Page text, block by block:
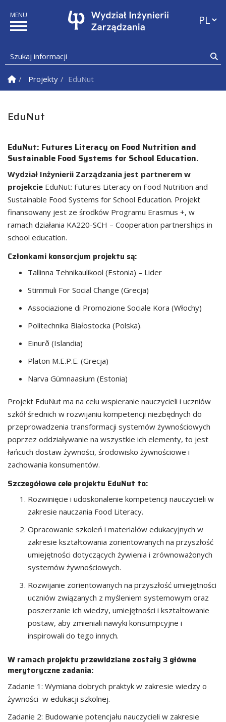
Szukaj informacji
Strona Główna
Projekty EduNut
EduNut
EduNut: Futures Literacy on Food Nutrition and
Sustainable Food Systems for School Education.
Wydział Inżynierii Zarządzania jest partnerem w
projekcie EduNut: Futures Literacy on Food Nutrition and
Sustainable Food Systems for School Education. Projekt
finansowany jest ze środków Programu Erasmus +, w
ramach działania KA220-SCH – Cooperation partnerships in
school education.
Członkami konsorcjum projektu są:
Tallinna Tehnikaulikool (Estonia) – Lider
Stimmuli For Social Change (Grecja)
Associazione di Promozione Sociale Kora (Włochy)
Politechnika Białostocka (Polska).
Einurð (Islandia)
Platon M.E.P.E. (Grecja)
Narva Gümnaasium (Estonia)
Projekt EduNut ma na celu wspieranie nauczycieli i uczniów
szkół średnich w rozwijaniu kompetencji niezbędnych do
przeprowadzenia transformacji systemów żywnościowych
poprzez oddziaływanie na wszystkie ich elementy, to jest
łańcuch dostaw żywności, środowisko żywnościowe i
zachowania konsumentów.
Szczegółowe cele projektu EduNut to:
Rozwinięcie i udoskonalenie kompetencji nauczycieli w
zakresie nauczania Food Literacy.
Opracowanie szkoleń i materiałów edukacyjnych w
zakresie kształtowania zorientowanych na przyszłość
umiejętności dotyczących żywienia i zrównoważonych
systemów żywnościowych.
Rozwijanie zorientowanych na przyszłość umiejętności
uczniów związanych z myśleniem systemowym oraz
poszerzanie ich wiedzy, umiejętności i kształtowanie
postaw, aby zmieniali nawyki konsumpcyjne i
inspirowali do tego innych.
W ramach projektu przewidziane zostały 3 główne
merytoryczne zadania:
Zadanie 1: Wymiana dobrych praktyk w zakresie wiedzy o
żywności w edukacji szkolnej.
Zadanie 2: Budowanie potencjału nauczycieli w zakresie